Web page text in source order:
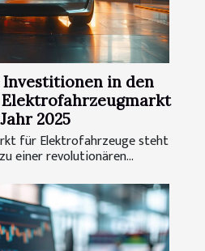
in den
2025
für Elektrofahrzeuge steht
einer revolutionären...